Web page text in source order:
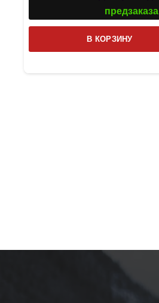
предзаказа
В КОРЗИНУ